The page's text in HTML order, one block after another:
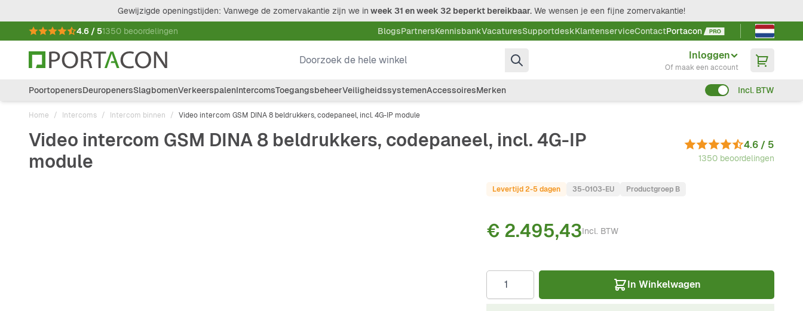
Gewijzigde openingstijden: Vanwege de zomervakantie zijn we in week 31 en week 32 beperkt bereikbaar. We wensen je een fijne zomervakantie!
4.6 / 51350 beoordelingen BlogsPartnersKennisbankVacaturesSupportdeskKlantenserviceContactPortacon
Taal kiezen
Doorzoek de hele winkel
Inloggen
Of maak een account
PoortopenersDeuropenersSlagbomenVerkeerspalenIntercomsToegangsbeheerVeiligheidssystemenAccessoiresMerken Incl. BTW
Home / Intercoms / Intercom binnen / Video intercom GSM DINA 8 beldrukkers, codepaneel, incl. 4G-IP module
Video intercom GSM DINA 8 beldrukkers, codepaneel, incl. 4G-IP
module
4.6 / 5
1350 beoordelingen
Levertijd 2-5 dagen 35-0103-EU Productgroep B
Incl. BTW
€ 2.495,43
In Winkelwagen